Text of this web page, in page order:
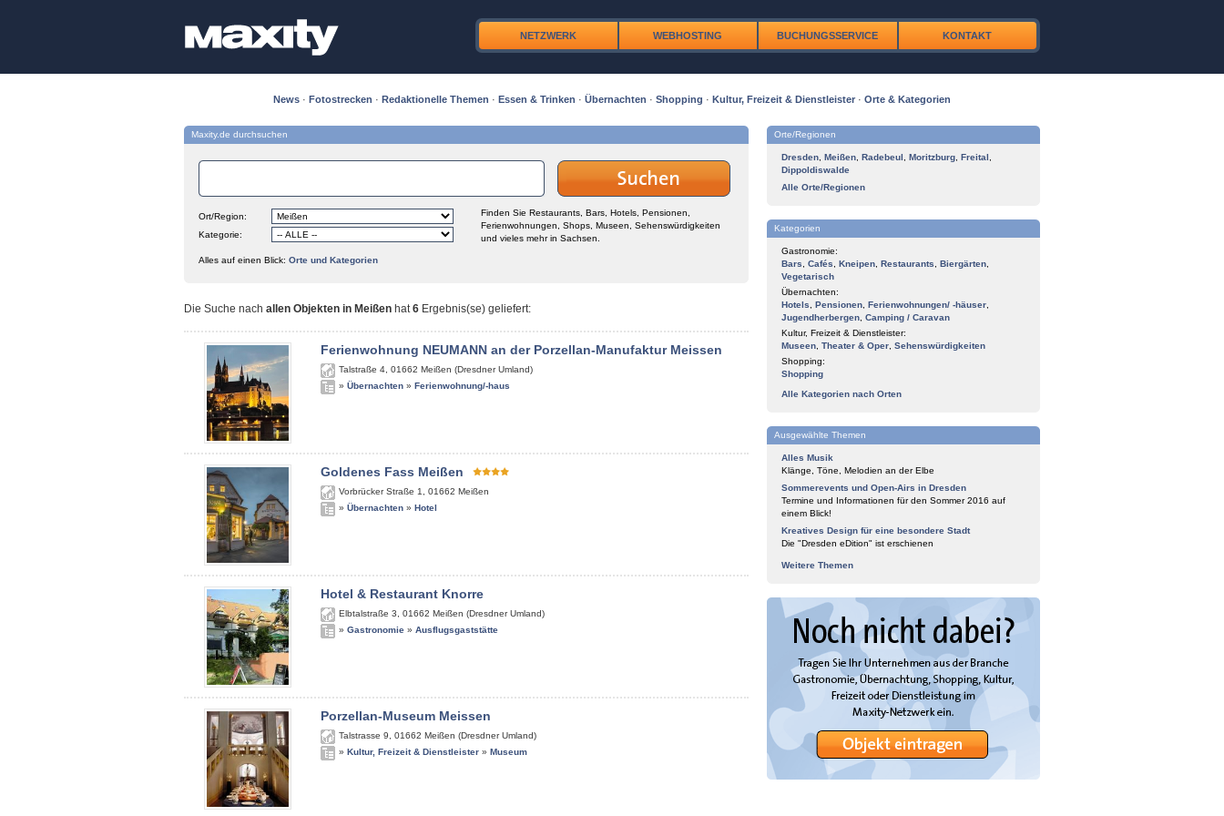
NETZWERK WEBHOSTING BUCHUNGSSERVICE KONTAKT
News · Fotostrecken · Redaktionelle Themen · Essen & Trinken · Übernachten · Shopping · Kultur, Freizeit & Dienstleister · Orte & Kategorien
Maxity.de durchsuchen
Ort/Region:
Kategorie:
Finden Sie Restaurants, Bars, Hotels, Pensionen,
Ferienwohnungen, Shops, Museen, Sehenswürdigkeiten
und vieles mehr in Sachsen.
Alles auf einen Blick: Orte und Kategorien
Die Suche nach allen Objekten in Meißen hat6 Ergebnis(se) geliefert:
Ferienwohnung NEUMANN an der Porzellan-Manufaktur Meissen
Talstraße 4 01662 Meißen (Dresdner Umland)
» Übernachten » Ferienwohnung/-haus
Goldenes Fass Meißen
Vorbrücker Straße 1 01662 Meißen
» Übernachten » Hotel
Hotel & Restaurant Knorre
Elbtalstraße 3 01662 Meißen (Dresdner Umland)
» Gastronomie » Ausflugsgaststätte
Porzellan-Museum Meissen
Talstrasse 9 01662 Meißen (Dresdner Umland)
» Kultur, Freizeit & Dienstleister » Museum
Orte/Regionen
Dresden Meißen Radebeul Moritzburg Freital
Dippoldiswalde
Alle Orte/Regionen
Kategorien
Gastronomie:
Bars
Cafés Kneipen Restaurants Biergärten
Vegetarisch
Übernachten:
Hotels
Pensionen Ferienwohnungen/ -häuser
Jugendherbergen Camping / Caravan
Kultur, Freizeit & Dienstleister:
Museen Theater & Oper Sehenswürdigkeiten
Shopping:
Shopping
Alle Kategorien nach Orten
Ausgewählte Themen
Alles Musik
Klänge, Töne, Melodien an der Elbe
Sommerevents und Open-Airs in Dresden
Termine und Informationen für den Sommer 2016 auf
einem Blick!
Kreatives Design für eine besondere Stadt
Die "Dresden eDition" ist erschienen
Weitere Themen